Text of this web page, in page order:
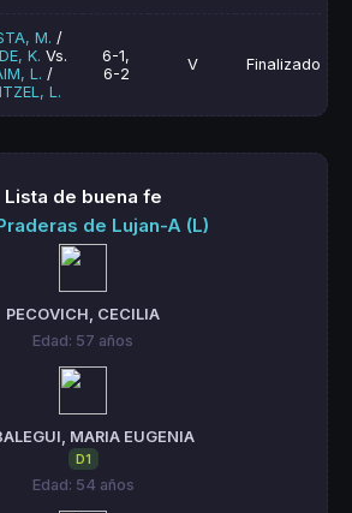
M. /
K. Vs.
L. /
L.
6-1,
6-2
V Finalizado
Lista de buena fe
de Lujan-A (L)
PECOVICH, CECILIA
Edad: 57 años
MARIA EUGENIA
D1
Edad: 54 años